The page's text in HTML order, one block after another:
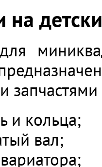
на
и кольца;
вал;